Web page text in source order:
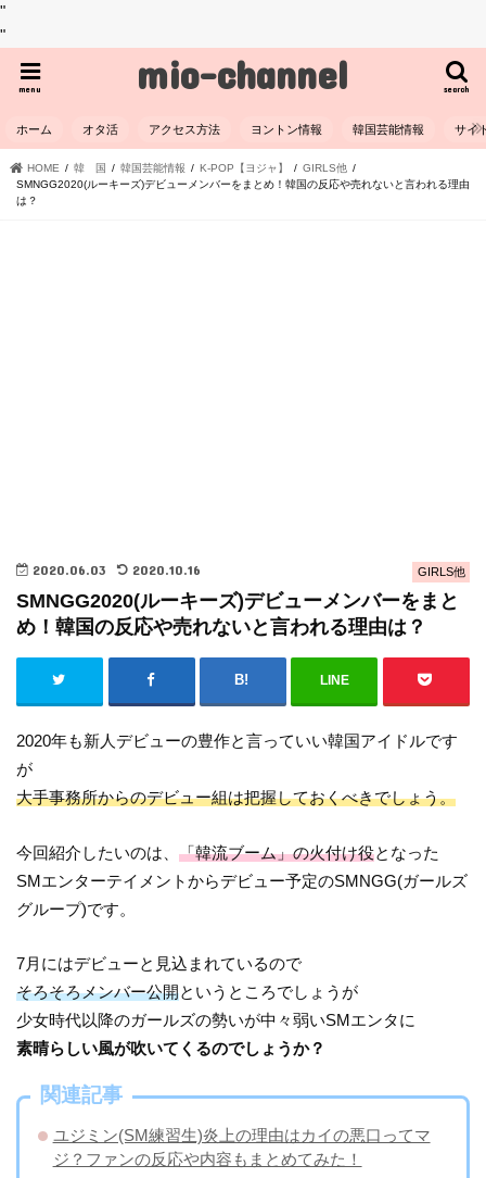
"
"
mio-channel search
menu
ホーム オタ活 アクセス方法 ヨントン情報 韓国芸能情報 サイ
HOME 韓 国 韓国芸能情報 K-POP【ヨジャ】
GIRLS他
SMNGG2020(ルーキーズ)デビューメンバーをまとめ！韓国の反応や売れないと言われる理由
は？
GIRLS他
2020.06.03 2020.10.16
SMNGG2020(ルーキーズ)デビューメンバーをまと
め！韓国の反応や売れないと言われる理由は？
LINE
2020年も新人デビューの豊作と言っていい韓国アイドルです
が
大手事務所からのデビュー組は把握しておくべきでしょう。
今回紹介したいのは、「韓流ブーム」の火付け役となった
SMエンターテイメントからデビュー予定のSMNGG(ガールズ
グループ)です。
7月にはデビューと見込まれているので
そろそろメンバー公開というところでしょうが
少女時代以降のガールズの勢いが中々弱いSMエンタに
素晴らしい風が吹いてくるのでしょうか？
関連記事
ユジミン(SM練習生)炎上の理由はカイの悪口ってマ
ジ？ファンの反応や内容もまとめてみた！